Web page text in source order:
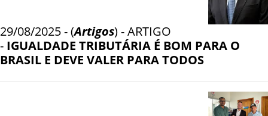
29/08/2025 - (Artigos) - ARTIGO
- IGUALDADE TRIBUTÁRIA É BOM PARA O
BRASIL E DEVE VALER PARA TODOS